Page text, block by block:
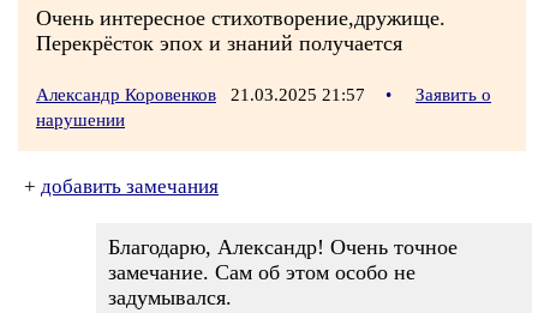
Очень интересное стихотворение,дружище.
Перекрёсток эпох и знаний получается
Александр Коровенков 21.03.2025 21:57 •
Заявить о
нарушении
+ добавить замечания
Благодарю, Александр! Очень точное
замечание. Сам об этом особо не
задумывался.